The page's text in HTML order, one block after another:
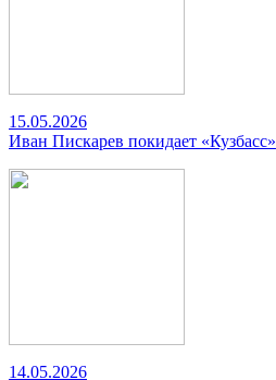
15.05.2026
Иван Пискарев покидает «Кузбасс»
14.05.2026